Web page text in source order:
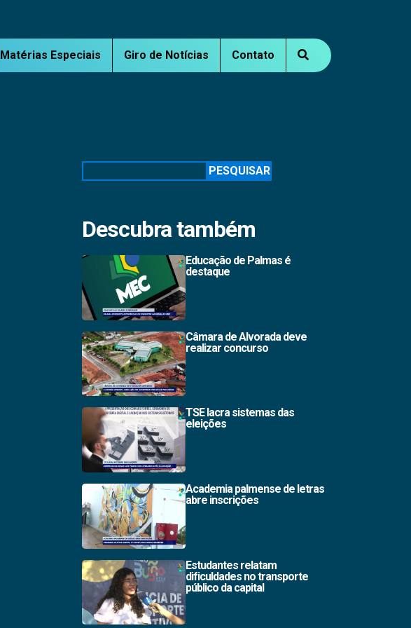
Matérias Especiais Giro de Notícias Contato
PESQUISAR
Descubra também
Educação de Palmas é
destaque
Câmara de Alvorada deve
realizar concurso
TSE lacra sistemas das
eleições
Academia palmense de letras
abre inscrições
Estudantes relatam
dificuldades no transporte
público da capital